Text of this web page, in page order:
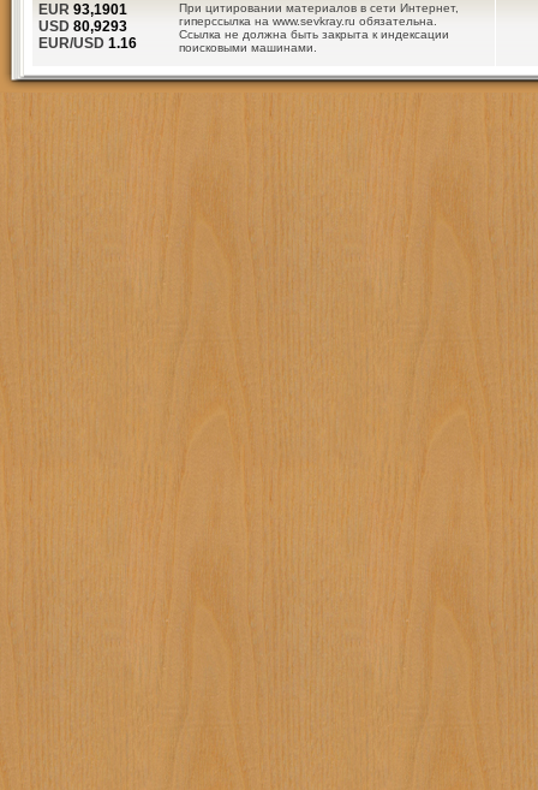
При цитировании материалов в сети Интернет,
гиперссылка на www.sevkray.ru обязательна.
Ссылка не должна быть закрыта к индексации
поисковыми машинами.
EUR 93,1901
USD 80,9293
EUR/USD 1.16